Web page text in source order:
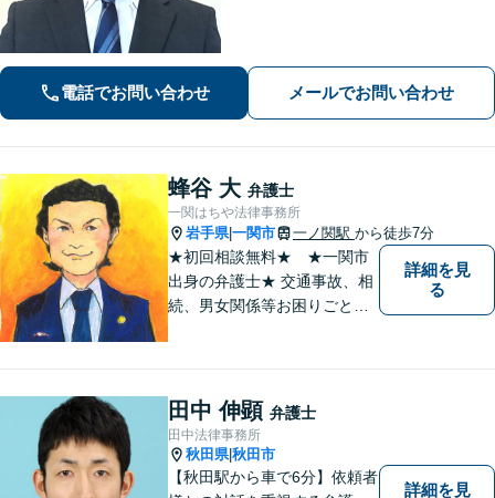
い」【秘密厳守】【休日・夜間相談あ
電話でお問い合わせ メールでお問い合わせ
蜂谷 大 弁護士
一関はちや法律事務所
岩手県|一関市 一ノ関駅 から徒歩7分
★初回相談無料★ ★一関市
出身の弁護士★ 交通事故、相
続、男女関係等お困りごとが
詳細を見
る
田中 伸顕 弁護士
田中法律事務所
秋田県|秋田市
【秋田駅から車で6分】依頼者
詳細を見